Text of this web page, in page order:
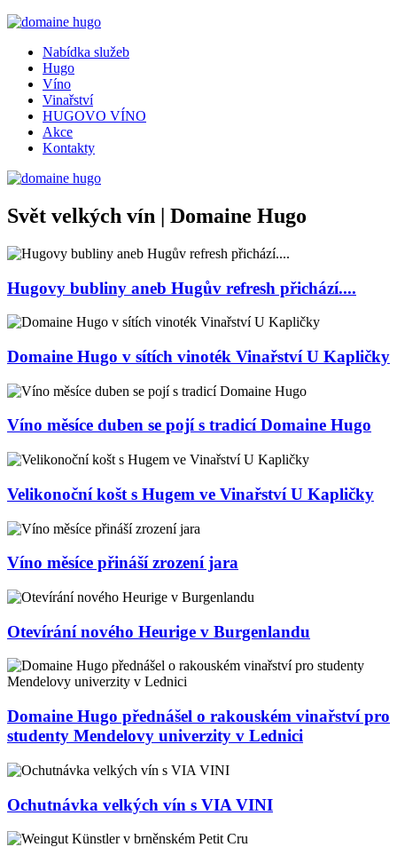
Nabídka služeb
Hugo
Víno
Vinařství
HUGOVO VÍNO
Akce
Kontakty
Svět velkých vín | Domaine Hugo
Hugovy bubliny aneb Hugův refresh přichází....
Domaine Hugo v sítích vinoték Vinařství U Kapličky
Víno měsíce duben se pojí s tradicí Domaine Hugo
Velikonoční košt s Hugem ve Vinařství U Kapličky
Víno měsíce přináší zrození jara
Otevírání nového Heurige v Burgenlandu
Domaine Hugo přednášel o rakouském vinařství pro
studenty Mendelovy univerzity v Lednici
Ochutnávka velkých vín s VIA VINI